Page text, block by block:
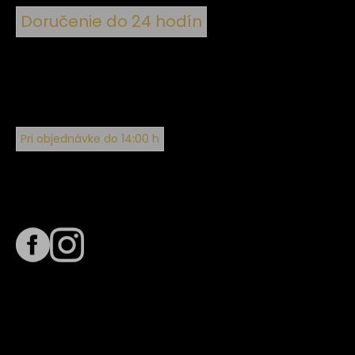
Doručenie do 24 hodín
Pri objednávke do 14:00 h